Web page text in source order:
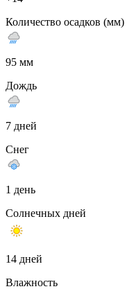
Количество осадков (мм)
95 мм
Дождь
7 дней
Снег
1 день
Солнечных дней
14 дней
Влажность